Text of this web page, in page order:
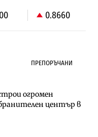
0.8660
ПРЕПОРЪЧАНИ
огромен
център в
изпълнител за
трамвайното
150 устройства с
август